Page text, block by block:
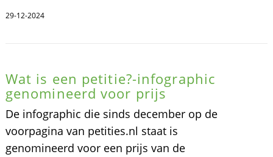
29-12-2024
Wat is een petitie?-infographic
genomineerd voor prijs
De infographic die sinds december op de
voorpagina van petities.nl staat is
genomineerd voor een prijs van de